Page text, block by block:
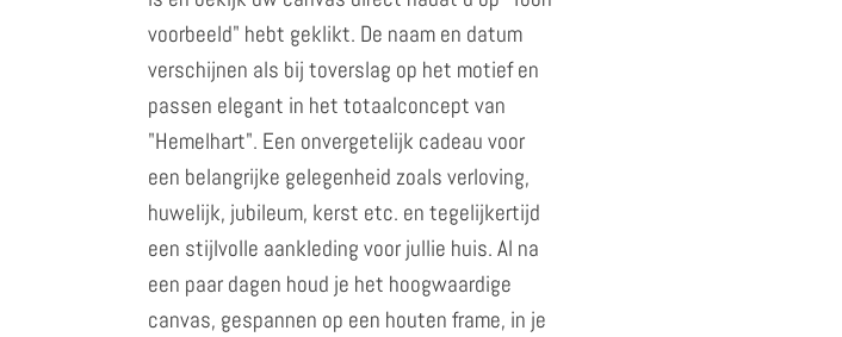
voorbeeld" hebt geklikt. De naam en datum
verschijnen als bij toverslag op het motief en
passen elegant in het totaalconcept van
"Hemelhart". Een onvergetelijk cadeau voor
een belangrijke gelegenheid zoals verloving,
huwelijk, jubileum, kerst etc. en tegelijkertijd
een stijlvolle aankleding voor jullie huis. Al na
een paar dagen houd je het hoogwaardige
canvas, gespannen op een houten frame, in je